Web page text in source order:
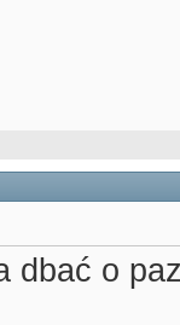
dbać o